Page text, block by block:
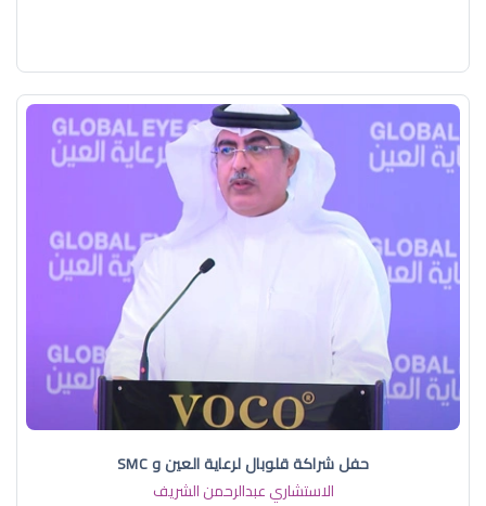
حفل شراكة قلوبال لرعاية العين و SMC
الاستشاري عبدالرحمن الشريف